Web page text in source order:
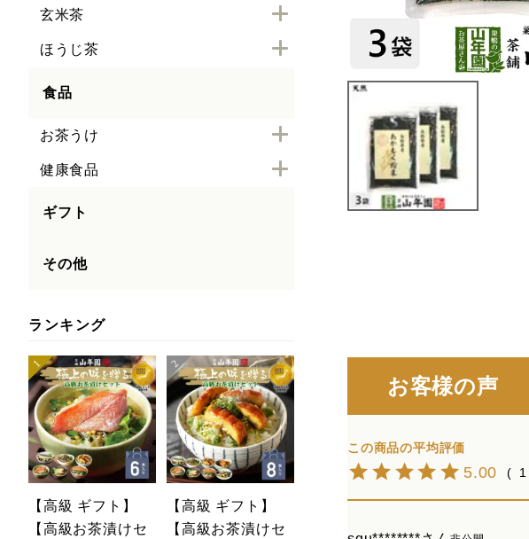
玄米茶
ほうじ茶
食品
お茶うけ
健康食品
ギフト
その他
ランキング
【高級 ギフト】
【高級お茶漬けセ
【高級 ギフト】
【高級お茶漬けセ
お客様の声
5.00 1